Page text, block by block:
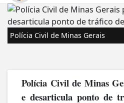
Polícia Civil de Minas Gerais
Polícia Civil de Minas
e desarticula ponto de